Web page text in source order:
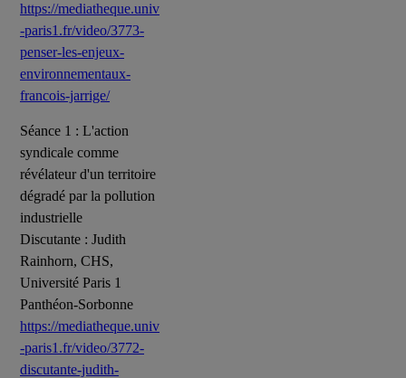
https://mediatheque.univ
-paris1.fr/video/3773-
penser-les-enjeux-
environnementaux-
francois-jarrige/
Séance 1 : L'action
syndicale comme
révélateur d'un territoire
dégradé par la pollution
industrielle
Discutante : Judith
Rainhorn, CHS,
Université Paris 1
Panthéon-Sorbonne
https://mediatheque.univ
-paris1.fr/video/3772-
discutante-judith-